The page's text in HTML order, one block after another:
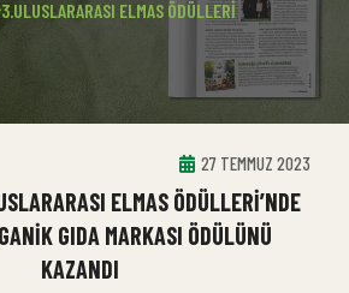
3.ULUSLARARASI ELMAS ÖDÜLLERI
27 TEMMUZ 2023
ELMAS ÖDÜLLERI’NDE
GIDA MARKASI ÖDÜLÜNÜ
KAZANDI